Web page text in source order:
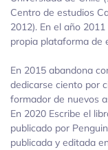
Centro de estudios
2012). En el año
propia plataforma de
En 2015 abandona
dedicarse ciento por
formador de nuevos
En 2020 Escribe el
publicado por
publicada y editada